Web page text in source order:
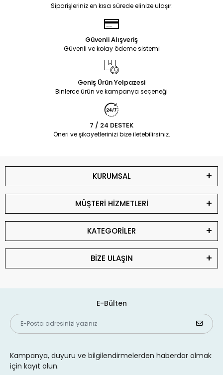
Siparişleriniz en kısa sürede elinize ulaşır.
Güvenli Alışveriş
Güvenli ve kolay ödeme sistemi
Geniş Ürün Yelpazesi
Binlerce ürün ve kampanya seçeneği
7 / 24 DESTEK
Öneri ve şikayetlerinizi bize iletebilirsiniz.
KURUMSAL
MÜŞTERİ HİZMETLERİ
KATEGORİLER
BİZE ULAŞIN
E-Bülten
Kampanya, duyuru ve bilgilendirmelerden haberdar olmak
için kayıt olun.